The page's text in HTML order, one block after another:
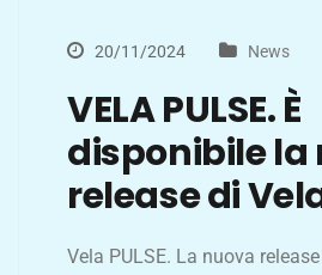
20/11/2024 News
VELA PULSE. È
disponibile la
release di
Vela PULSE. La nuova